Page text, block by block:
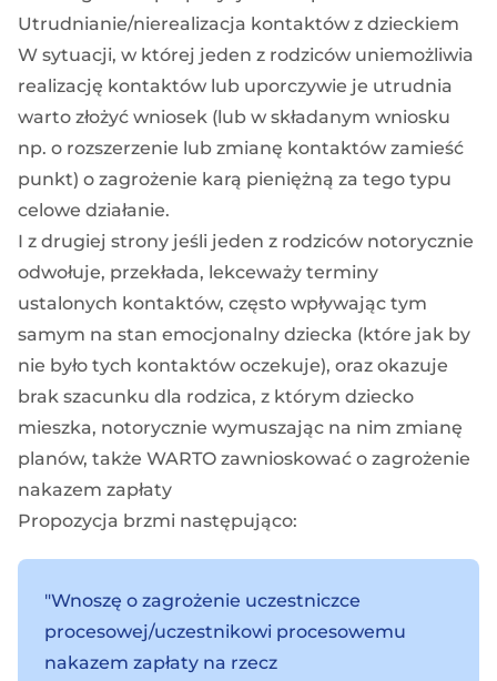
Utrudnianie/nierealizacja kontaktów z dzieckiem
W sytuacji, w której jeden z rodziców uniemożliwia
realizację kontaktów lub uporczywie je utrudnia
warto złożyć wniosek (lub w składanym wniosku
np. o rozszerzenie lub zmianę kontaktów zamieść
punkt) o zagrożenie karą pieniężną za tego typu
celowe działanie.
I z drugiej strony jeśli jeden z rodziców notorycznie
odwołuje, przekłada, lekceważy terminy
ustalonych kontaktów, często wpływając tym
samym na stan emocjonalny dziecka (które jak by
nie było tych kontaktów oczekuje), oraz okazuje
brak szacunku dla rodzica, z którym dziecko
mieszka, notorycznie wymuszając na nim zmianę
planów, także WARTO zawnioskować o zagrożenie
nakazem zapłaty
Propozycja brzmi następująco:
"Wnoszę o zagrożenie uczestniczce
procesowej/uczestnikowi procesowemu
nakazem zapłaty na rzecz